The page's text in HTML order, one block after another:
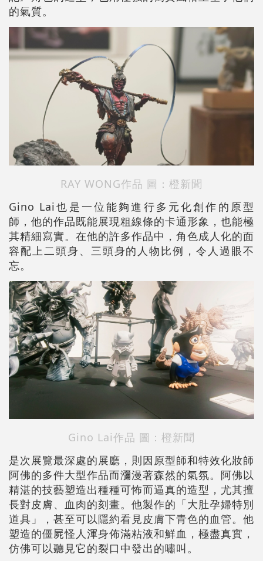
的氣質。
RAY WONG作品 圖：橙新聞
Gino Lai也是一位能夠進行多元化創作的原型
師，他的作品既能展現粗線條的卡通形象，也能極
其精細寫實。在他的許多作品中，角色成人化的面
容配上二頭身、三頭身的人物比例，令人過眼不
忘。
Gino Lai作品 圖：橙新聞
是次展覽最深處的展廳，則因原型師和特效化妝師
阿佛的多件大型作品而瀰漫著森然的氣氛。阿佛以
精湛的技藝塑造出種種可怖而逼真的造型，尤其擅
長對皮膚、血肉的刻畫。他製作的「大肚孕婦特別
道具」，甚至可以隱約看見皮膚下青色的血管。他
塑造的僵屍怪人渾身佈滿粘液和鮮血，極盡真實，
仿佛可以聽見它的裂口中發出的嘯叫。